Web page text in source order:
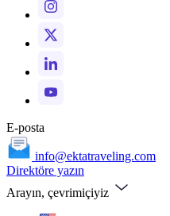
E-posta
info@ektatraveling.com
Direktöre yazın
Arayın, çevrimiçiyiz